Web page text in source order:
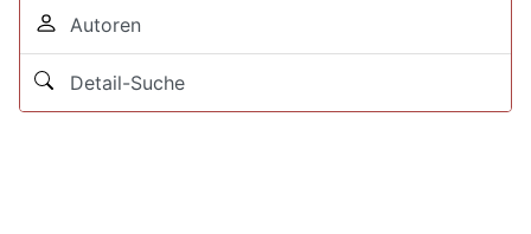
Autoren
Detail-Suche